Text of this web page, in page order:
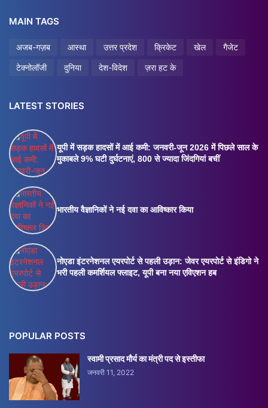
MAIN TAGS
अजब-गज़ब आस्था उत्तर प्रदेश क्रिकेट खेल
गैजेट
टेक्नोलॉजी
दुनिया देश-विदेश ज़रा हट के
LATEST STORIES
यूपी में सड़क हादसों में आई कमी: जनवरी-जून 2026 में पिछले साल के
मुकाबले 9% घटी दुर्घटनाएं, 800 से ज्यादा जिंदगियां बचीं
भारतीय वैज्ञानिकों ने नई दवा का आविष्कार किया
नोएडा इंटरनेशनल एयरपोर्ट से पहली उड़ान: जेवर एयरपोर्ट से इंडिगो ने
भरी पहली कमर्शियल फ्लाइट, यूपी बना नया एविएशन हब
POPULAR POSTS
स्वामी प्रसाद मौर्य का मंत्री पद से इस्तीफा
जनवरी 11, 2022